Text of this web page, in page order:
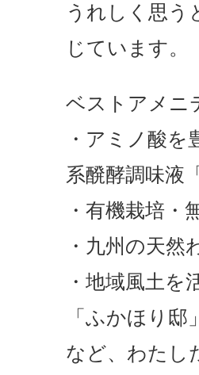
うれしく思う
じています。
ベストアメニ
・アミノ酸
系醗酵調味液
・有機栽培・
・九州の天
・地域風土
「ふかほり邸
など、わたし